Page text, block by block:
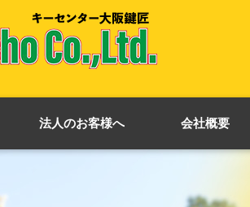
法人のお客様へ 会社概要